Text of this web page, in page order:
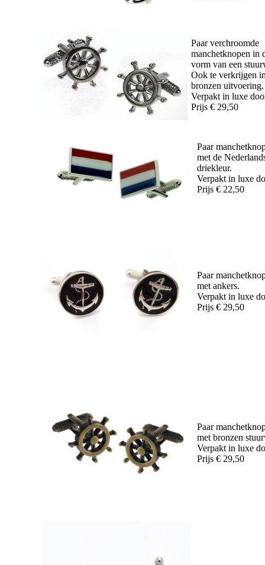
Paar verchroomde
manchetknopen in
vorm van een
Ook te verkrijgen
bronzen uitvoering.
Verpakt in luxe
Prijs € 29,50
Paar
met de
driekleur.
Verpakt in luxe
Prijs € 22,50
Paar
met ankers.
Verpakt in luxe
Prijs € 29,50
Paar
met bronzen
Verpakt in luxe
Prijs € 29,50